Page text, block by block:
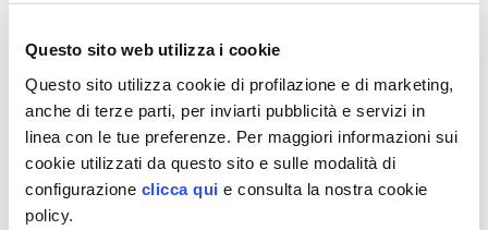
Questo sito web utilizza i cookie
Questo sito utilizza cookie di profilazione e di marketing,
anche di terze parti, per inviarti pubblicità e servizi in
linea con le tue preferenze. Per maggiori informazioni sui
cookie utilizzati da questo sito e sulle modalità di
configurazione clicca qui e consulta la nostra cookie
policy.
In alcuni casi si lascia
uno sperone con una sola
gemma, sfruttando legemme di coronaper
contenere ulteriormente la crescita in altezza e
favorire un portamento equilibrato.